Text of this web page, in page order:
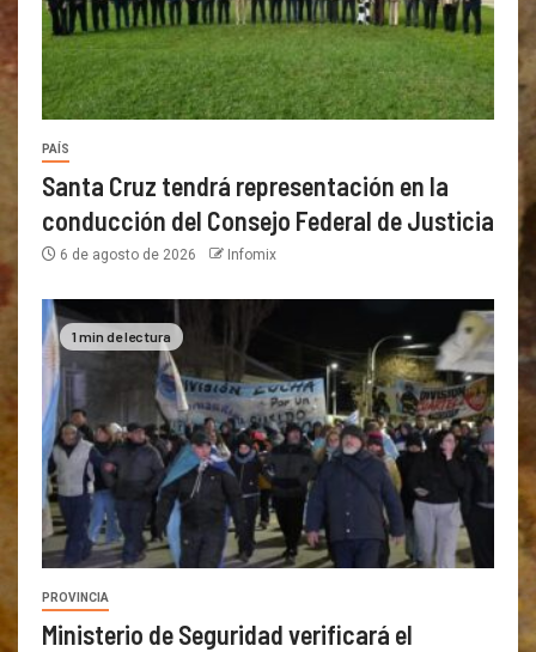
PAÍS
Santa Cruz tendrá representación en la
conducción del Consejo Federal de Justicia
6 de agosto de 2026 Infomix
1 min de lectura
PROVINCIA
Ministerio de Seguridad verificará el